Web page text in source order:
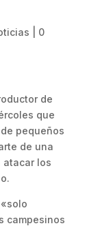
0
de
que
pequeños
de una
atacar los
campesinos